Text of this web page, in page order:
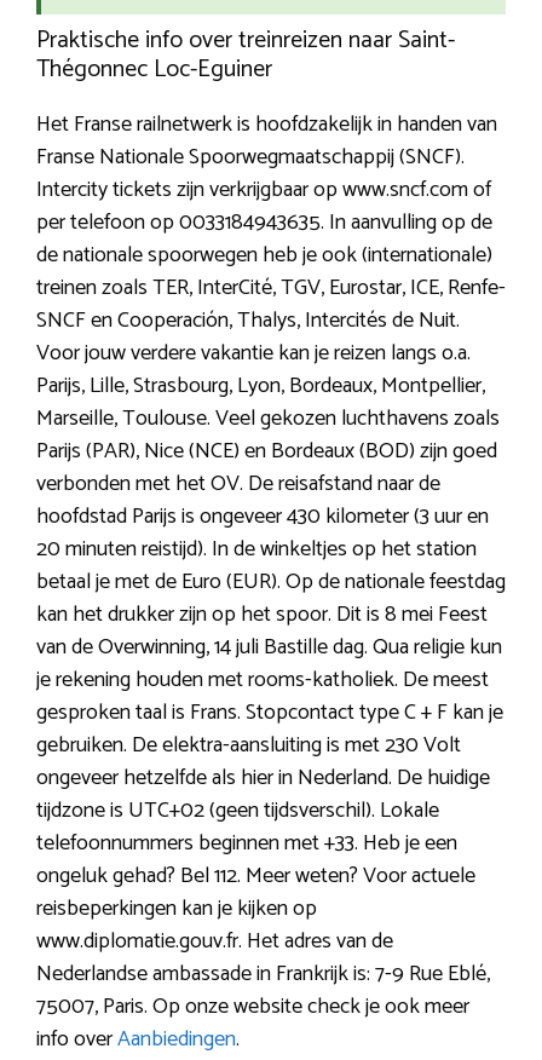
Praktische info over treinreizen naar Saint-
Thégonnec Loc-Eguiner
Het Franse railnetwerk is hoofdzakelijk in handen van
Franse Nationale Spoorwegmaatschappij (SNCF).
Intercity tickets zijn verkrijgbaar op www.sncf.com of
per telefoon op 0033184943635. In aanvulling op de
de nationale spoorwegen heb je ook (internationale)
treinen zoals TER, InterCité, TGV, Eurostar, ICE, Renfe-
SNCF en Cooperación, Thalys, Intercités de Nuit.
Voor jouw verdere vakantie kan je reizen langs o.a.
Parijs, Lille, Strasbourg, Lyon, Bordeaux, Montpellier,
Marseille, Toulouse. Veel gekozen luchthavens zoals
Parijs (PAR), Nice (NCE) en Bordeaux (BOD) zijn goed
verbonden met het OV. De reisafstand naar de
hoofdstad Parijs is ongeveer 430 kilometer (3 uur en
20 minuten reistijd). In de winkeltjes op het station
betaal je met de Euro (EUR). Op de nationale feestdag
kan het drukker zijn op het spoor. Dit is 8 mei Feest
van de Overwinning, 14 juli Bastille dag. Qua religie kun
je rekening houden met rooms-katholiek. De meest
gesproken taal is Frans. Stopcontact type C + F kan je
gebruiken. De elektra-aansluiting is met 230 Volt
ongeveer hetzelfde als hier in Nederland. De huidige
tijdzone is UTC+02 (geen tijdsverschil). Lokale
telefoonnummers beginnen met +33. Heb je een
ongeluk gehad? Bel 112. Meer weten? Voor actuele
reisbeperkingen kan je kijken op
www.diplomatie.gouv.fr. Het adres van de
Nederlandse ambassade in Frankrijk is: 7-9 Rue Eblé,
75007, Paris. Op onze website check je ook meer
info overAanbiedingen.